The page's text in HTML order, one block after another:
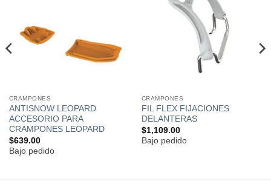
CRAMPONES
ANTISNOW LEOPARD
ACCESORIO PARA
CRAMPONES LEOPARD
$639.00
Bajo pedido
CRAMPONES
FIL FLEX FIJACIONES
DELANTERAS
$1,109.00
Bajo pedido